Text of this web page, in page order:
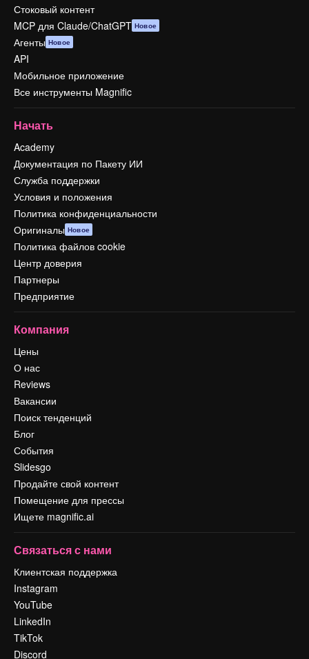
Стоковый контент
MCP для Claude/ChatGPT Новое
Агенты Новое
API
Мобильное приложение
Все инструменты Magnific
Начать
Academy
Документация по Пакету ИИ
Служба поддержки
Условия и положения
Политика конфиденциальности
Оригиналы Новое
Политика файлов cookie
Центр доверия
Партнеры
Предприятие
Компания
Цены
О нас
Reviews
Вакансии
Поиск тенденций
Блог
События
Slidesgo
Продайте свой контент
Помещение для прессы
Ищете magnific.ai
Связаться с нами
Клиентская поддержка
Instagram
YouTube
LinkedIn
TikTok
Discord